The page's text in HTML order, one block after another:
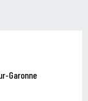
Garonne